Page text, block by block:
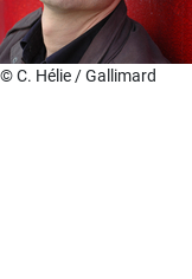
© C. Hélie / Gallimard